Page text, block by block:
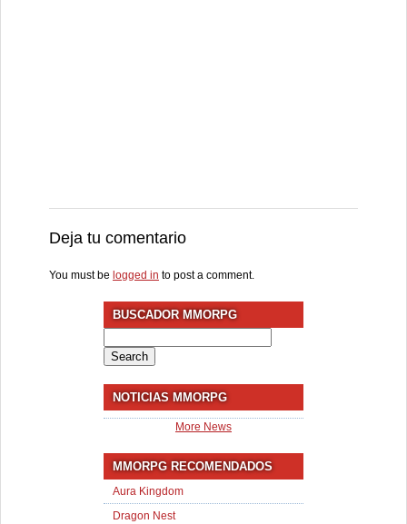
Deja tu comentario
You must be logged in to post a comment.
BUSCADOR MMORPG
for:
NOTICIAS MMORPG
More News
MMORPG RECOMENDADOS
Aura Kingdom
Dragon Nest